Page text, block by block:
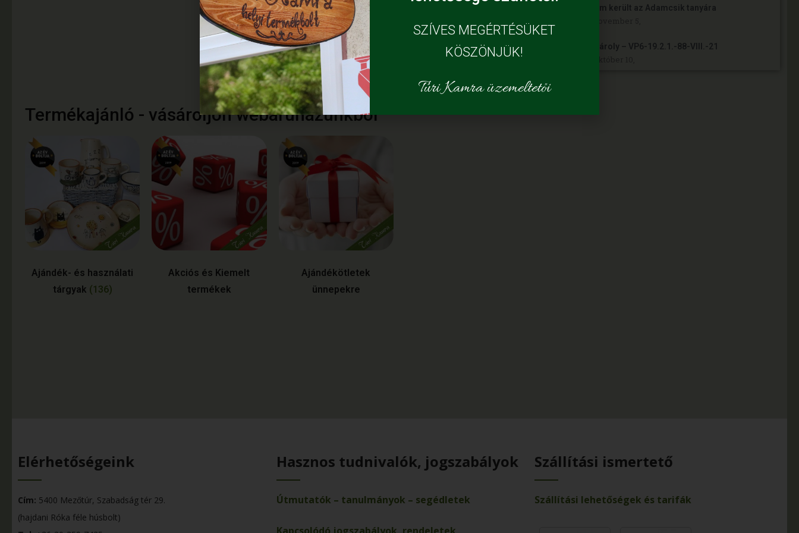
Napelem került az Adamcsik tanyára
Kósa Károly – VP6-19.2.1.-88-VIII.-21
Termékajánló - vásároljon webáruházunkból
Ajándék- és használati
tárgyak (136)
Akciós és Kiemelt
termékek
Ajándékötletek
ünnepekre
Elérhetőségeink
Cím: 5400 Mezőtúr, Szabadság tér 29.
(hajdani Róka féle húsbolt)
Hasznos tudnivalók, jogszabályok
Útmutatók – tanulmányok – segédletek
Szállítási ismertető
Szállítási lehetőségek és tarifák
SZÍVES MEGÉRTÉSÜKET
KÖSZÖNJÜK!
Túri Kamra üzemeltetői